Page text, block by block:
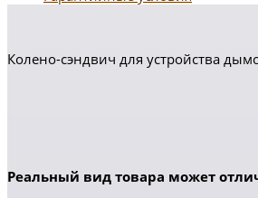
Колено-сэндвич для устройства
Реальный вид товара может